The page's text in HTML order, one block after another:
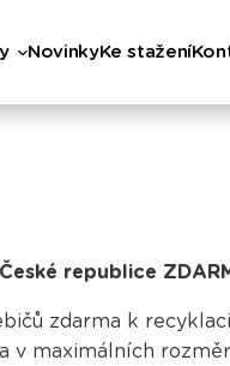
NovinkyKe stažení
republice
zdarma k
v maximálních